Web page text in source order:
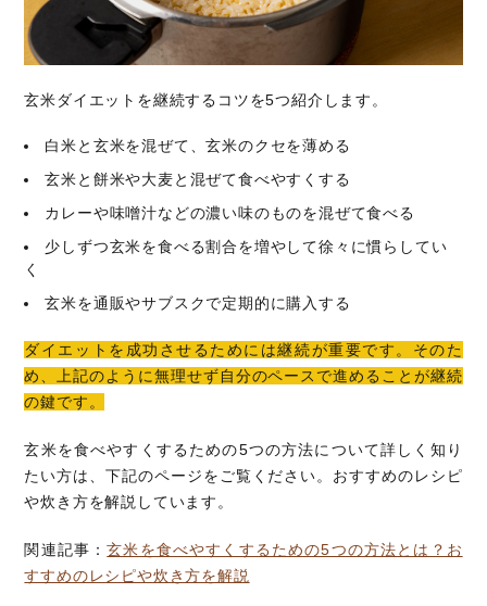
玄米ダイエットを継続するコツを5つ紹介します。
白米と玄米を混ぜて、玄米のクセを薄める
玄米と餅米や大麦と混ぜて食べやすくする
カレーや味噌汁などの濃い味のものを混ぜて食べる
少しずつ玄米を食べる割合を増やして徐々に慣らしてい
く
玄米を通販やサブスクで定期的に購入する
ダイエットを成功させるためには継続が重要です。そのた
め、上記のように無理せず自分のペースで進めることが継続
の鍵です。
玄米を食べやすくするための5つの方法について詳しく知り
たい方は、下記のページをご覧ください。おすすめのレシピ
や炊き方を解説しています。
関連記事：玄米を食べやすくするための5つの方法とは？お
すすめのレシピや炊き方を解説